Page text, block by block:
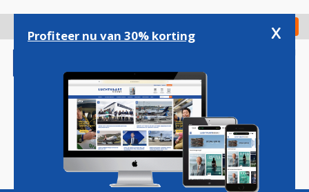
gaan
Check in
Magazine Podcasts Vacatures
Profiteer nu van 30% korting x